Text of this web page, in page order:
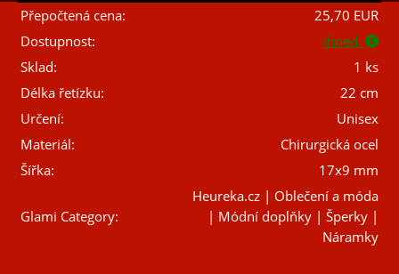
Přepočtená cena:
25,70 EUR
Dostupnost:
ihned
Sklad:
1 ks
Délka řetízku:
22 cm
Určení:
Unisex
Materiál:
Chirurgická ocel
Šířka:
17x9 mm
Glami Category:
Heureka.cz | Oblečení a móda
| Módní doplňky | Šperky |
Náramky